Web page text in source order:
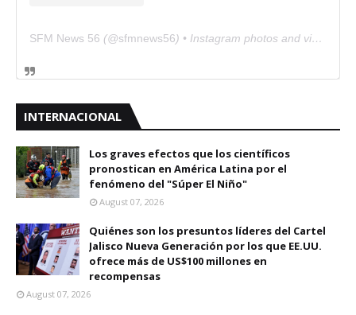
SFM News 56 (@sfmnews56) • Instagram photos and videos
INTERNACIONAL
Los graves efectos que los científicos
pronostican en América Latina por el
fenómeno del "Súper El Niño"
August 07, 2026
Quiénes son los presuntos líderes del Cartel
Jalisco Nueva Generación por los que EE.UU.
ofrece más de US$100 millones en
recompensas
August 07, 2026